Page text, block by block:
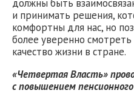
должны быть
и принимать решения,
комфортны для нас, но
более уверенно
качество жизни в стране.
«Четвертая Власть»
с повышением